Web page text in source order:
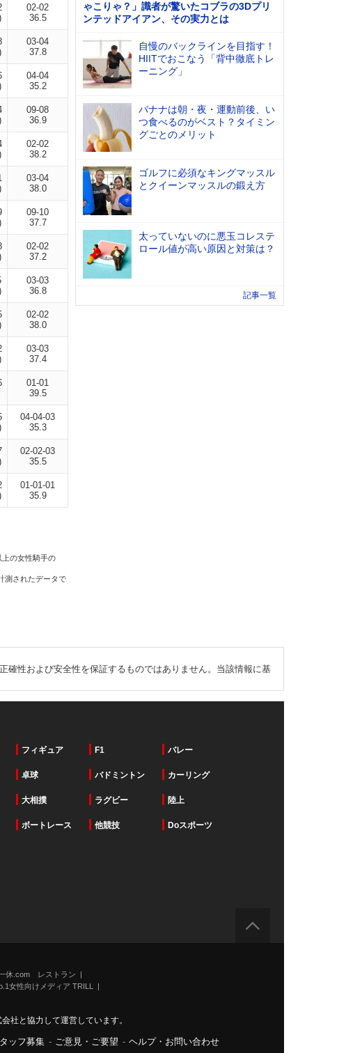
02-02
36.5
03-04
37.8
04-04
35.2
09-08
36.9
02-02
38.2
03-04
38.0
09-10
37.7
02-02
37.2
03-03
36.8
02-02
38.0
03-03
37.4
01-01
39.5
04-04-03
35.3
02-02-03
35.5
01-01-01
35.9
の女性騎手の
測されたデータで
ゃこりゃ？」識者が驚いたコブラの3Dプリ
ンテッドアイアン、その実力とは
自慢のバックラインを目指す！
HIITでおこなう「背中徹底トレ
ーニング」
バナナは朝・夜・運動前後、い
つ食べるのがベスト？タイミン
グごとのメリット
ゴルフに必須なキングマッスル
とクイーンマッスルの鍛え方
太っていないのに悪玉コレステ
ロール値が高い原因と対策は？
記事一覧
確性および安全性を保証するものではありません。当該情報に基
フィギュア F1 バレー
卓球 バドミントン カーリング
大相撲 ラグビー 陸上
ボートレース 他競技 Doスポーツ
休.com レストラン
女性向けメディア TRILL
社と協力して運営しています。
ッフ募集 - ご意見・ご要望 - ヘルプ・お問い合わせ